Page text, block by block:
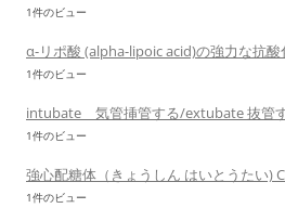
1件のビュー
α-リポ酸 (alpha-lipoic acid)の強力な抗酸
1件のビュー
intubate 気管挿管する/extubate 抜管
1件のビュー
強心配糖体（きょうしん はいとうたい)
1件のビュー